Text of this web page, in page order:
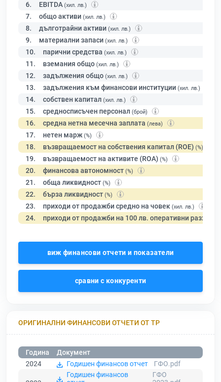
6. EBITDA (хил. лв.)
7. общо активи (хил. лв.)
8. дълготрайни активи (хил. лв.)
9. материални запаси (хил. лв.)
10. парични средства (хил. лв.)
11. вземания общо (хил. лв.)
12. задължения общо (хил. лв.)
13. задължения към финансови институции (хил. лв.)
14. собствен капитал (хил. лв.)
15. средносписъчен персонал (брой)
16. средна нетна месечна заплата (лева)
17. нетен марж (%)
18. възвращаемост на собствения капитал (ROE) (%)
19. възвращаемост на активите (ROA) (%)
20. финансова автономност (%)
21. обща ликвидност (%)
22. бърза ликвидност (%)
23. приходи от продажби средно на човек (хил. лв.)
24. приходи от продажби на 100 лв. оперативни разходи
виж финансови отчети и показатели
сравни с конкуренти
ОРИГИНАЛНИ ФИНАНСОВИ ОТЧЕТИ ОТ ТР
Година
Документ
2024
Годишен финансов отчет ГФО.pdf
Годишен финансов
ГФО